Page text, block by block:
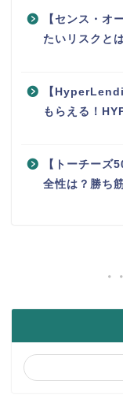
【センス・オ
たいリスクと
【
もらえる！
【トーチーズ
全性は？勝ち